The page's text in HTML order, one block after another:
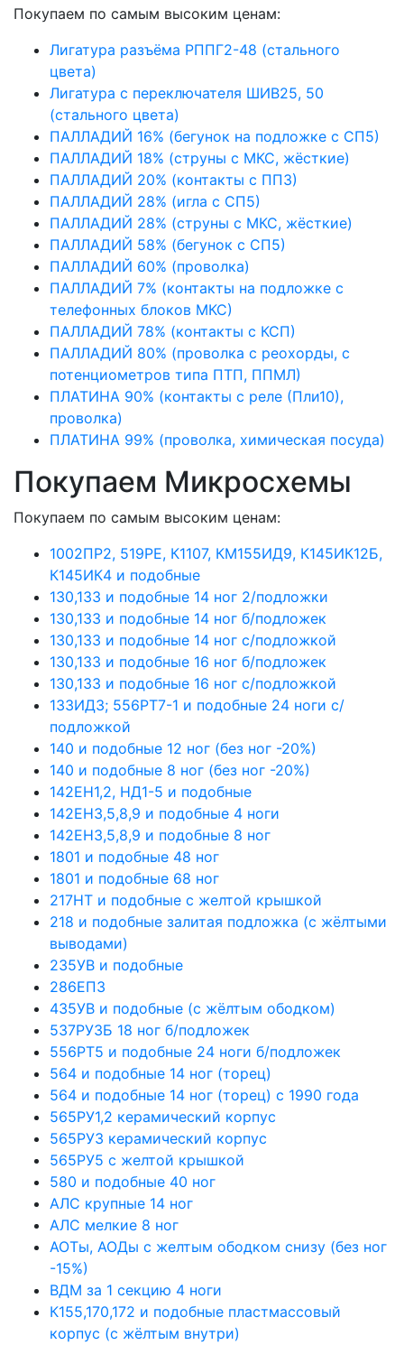
Покупаем по самым высоким ценам:
Лигатура разъёма РППГ2-48 (стального
цвета)
Лигатура с переключателя ШИВ25, 50
(стального цвета)
ПАЛЛАДИЙ 16% (бегунок на подложке с СП5)
ПАЛЛАДИЙ 18% (струны с МКС, жёсткие)
ПАЛЛАДИЙ 20% (контакты с ПП3)
ПАЛЛАДИЙ 28% (игла с СП5)
ПАЛЛАДИЙ 28% (струны с МКС, жёсткие)
ПАЛЛАДИЙ 58% (бегунок с СП5)
ПАЛЛАДИЙ 60% (проволка)
ПАЛЛАДИЙ 7% (контакты на подложке с
телефонных блоков МКС)
ПАЛЛАДИЙ 78% (контакты с КСП)
ПАЛЛАДИЙ 80% (проволка с реохорды, с
потенциометров типа ПТП, ППМЛ)
ПЛАТИНА 90% (контакты с реле (Пли10),
проволка)
ПЛАТИНА 99% (проволка, химическая посуда)
Покупаем Микросхемы
Покупаем по самым высоким ценам:
1002ПР2, 519РЕ, К1107, КМ155ИД9, К145ИК12Б,
К145ИК4 и подобные
130,133 и подобные 14 ног 2/подложки
130,133 и подобные 14 ног б/подложек
130,133 и подобные 14 ног с/подложкой
130,133 и подобные 16 ног б/подложек
130,133 и подобные 16 ног с/подложкой
133ИД3; 556РТ7-1 и подобные 24 ноги с/
подложкой
140 и подобные 12 ног (без ног -20%)
140 и подобные 8 ног (без ног -20%)
142ЕН1,2, НД1-5 и подобные
142ЕН3,5,8,9 и подобные 4 ноги
142ЕН3,5,8,9 и подобные 8 ног
1801 и подобные 48 ног
1801 и подобные 68 ног
217НТ и подобные с желтой крышкой
218 и подобные залитая подложка (с жёлтыми
выводами)
235УВ и подобные
286ЕП3
435УВ и подобные (с жёлтым ободком)
537РУ3Б 18 ног б/подложек
556РТ5 и подобные 24 ноги б/подложек
564 и подобные 14 ног (торец)
564 и подобные 14 ног (торец) с 1990 года
565РУ1,2 керамический корпус
565РУ3 керамический корпус
565РУ5 с желтой крышкой
580 и подобные 40 ног
АЛС крупные 14 ног
АЛС мелкие 8 ног
АОТы, АОДы с желтым ободком снизу (без ног
-15%)
ВДМ за 1 секцию 4 ноги
К155,170,172 и подобные пластмассовый
корпус (с жёлтым внутри)